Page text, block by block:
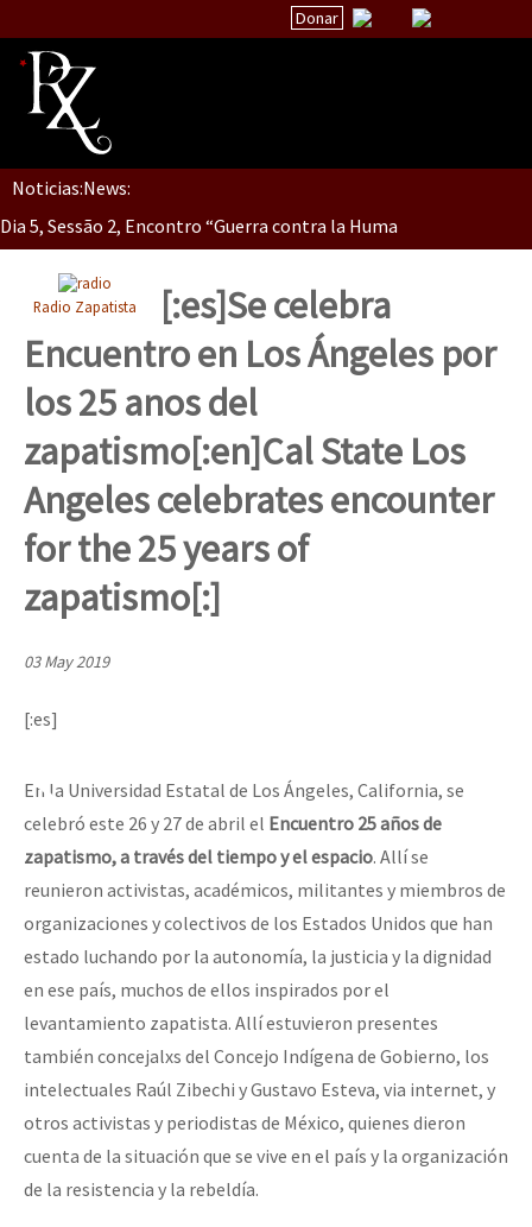
Donar
Inicio
Quiénes Somos
La palabra del EZLN
TEMAS
Chiapas
México
Latinoamérica
Mundo
EZLN
Megaproyectos
Presos
Mujeres
ETIQUETAS
MULTIMEDIA
Audio
Fotorreportaje
Video
Otras secciones
Noticias:News:
Dia 5, Sessão 2, Encontro “Guerra contra la Humanidad”
Dia 5, sessão 1, do Encontro “Guerra contra a Humanidade”(As
Dia 3 do Encontro “Guerra contra a Humanidade”
Dia 1: Encontro “Guerra contra a Humanidade”
[CDMX – 20 julio] Jornadas globales por la libertad de Jesús
“Sonhando a Terra do Bem Virá” se publica no Estado Espanhol
Se o México sabe, que o mundo saiba! Nossas lutas pela
[25 abr – CDMX] Tokín por el CNI: 30 años de Resistencia y
Radio Zapatista
[:es]Se celebra
Encuentro en Los Ángeles por
los 25 anos del
zapatismo[:en]Cal State Los
Angeles celebrates encounter
for the 25 years of
zapatismo[:]
03 May 2019
[:es]
En la Universidad Estatal de Los Ángeles, California, se
celebró este 26 y 27 de abril el Encuentro 25 años de
zapatismo, a través del tiempo y el espacio. Allí se
reunieron activistas, académicos, militantes y miembros de
organizaciones y colectivos de los Estados Unidos que han
estado luchando por la autonomía, la justicia y la dignidad
en ese país, muchos de ellos inspirados por el
levantamiento zapatista. Allí estuvieron presentes
también concejalxs del Concejo Indígena de Gobierno, los
intelectuales Raúl Zibechi y Gustavo Esteva, via internet, y
otros activistas y periodistas de México, quienes dieron
cuenta de la situación que se vive en el país y la organización
de la resistencia y la rebeldía.